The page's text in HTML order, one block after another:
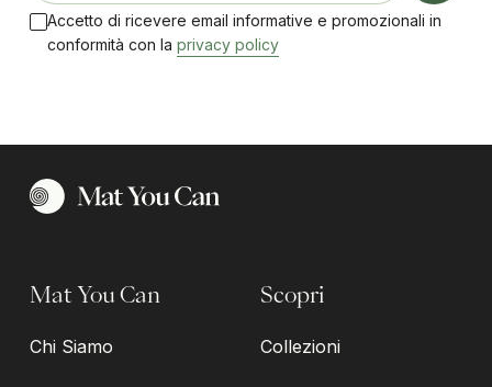
Accetto di ricevere email informative e promozionali in
conformità con la privacy policy
Mat You Can
Chi Siamo
Scopri
Collezioni